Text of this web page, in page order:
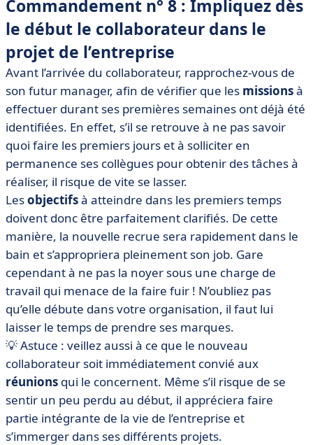
Commandement n° 8 : Impliquez dès
le début le collaborateur dans le
projet de l’entreprise
Avant l’arrivée du collaborateur, rapprochez-vous de
son futur manager, afin de vérifier que les missionsà
effectuer durant ses premières semaines ont déjà été
identifiées. En effet, s’il se retrouve à ne pas savoir
quoi faire les premiers jours et à solliciter en
permanence ses collègues pour obtenir des tâches à
réaliser, il risque de vite se lasser.
Lesobjectifsà atteindre dans les premiers temps
doivent donc être parfaitement clarifiés. De cette
manière, la nouvelle recrue sera rapidement dans le
bain et s’appropriera pleinement son job. Gare
cependant à ne pas la noyer sous une charge de
travail qui menace de la faire fuir ! N’oubliez pas
qu’elle débute dans votre organisation, il faut lui
laisser le temps de prendre ses marques.
💡 Astuce : veillez aussi à ce que le nouveau
collaborateur soit immédiatement convié aux
réunions qui le concernent. Même s’il risque de se
sentir un peu perdu au début, il appréciera faire
partie intégrante de la vie de l’entreprise et
s’immerger dans ses différents projets.